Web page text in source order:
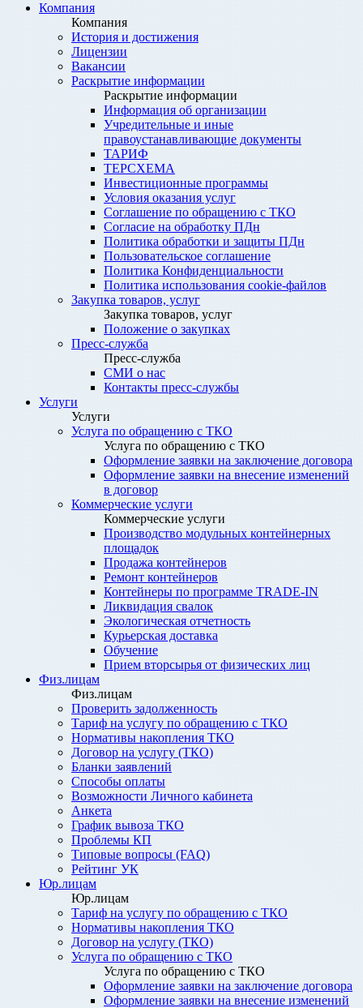
Компания
Компания
История и достижения
Лицензии
Вакансии
Раскрытие информации
Раскрытие информации
Информация об организации
Учредительные и иные
правоустанавливающие документы
ТАРИФ
ТЕРСХЕМА
Инвестиционные программы
Условия оказания услуг
Соглашение по обращению с ТКО
Согласие на обработку ПДн
Политика обработки и защиты ПДн
Пользовательское соглашение
Политика Конфиденциальности
Политика использования cookie-файлов
Закупка товаров, услуг
Закупка товаров, услуг
Положение о закупках
Пресс-служба
Пресс-служба
СМИ о нас
Контакты пресс-службы
Услуги
Услуги
Услуга по обращению с ТКО
Услуга по обращению с ТКО
Оформление заявки на заключение договора
Оформление заявки на внесение изменений
в договор
Коммерческие услуги
Коммерческие услуги
Производство модульных контейнерных
площадок
Продажа контейнеров
Ремонт контейнеров
Контейнеры по программе TRADE-IN
Ликвидация свалок
Экологическая отчетность
Курьерская доставка
Обучение
Прием вторсырья от физических лиц
Физ.лицам
Физ.лицам
Проверить задолженность
Тариф на услугу по обращению с ТКО
Нормативы накопления ТКО
Договор на услугу (ТКО)
Бланки заявлений
Способы оплаты
Возможности Личного кабинета
Анкета
График вывоза ТКО
Проблемы КП
Типовые вопросы (FAQ)
Рейтинг УК
Юр.лицам
Юр.лицам
Тариф на услугу по обращению с ТКО
Нормативы накопления ТКО
Договор на услугу (ТКО)
Услуга по обращению с ТКО
Услуга по обращению с ТКО
Оформление заявки на заключение договора
Оформление заявки на внесение изменений